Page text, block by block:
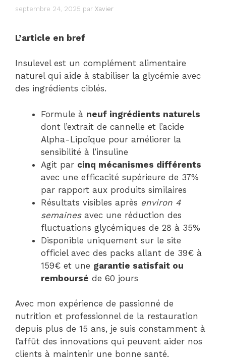
septembre 24, 2025 par Xavier
L’article en bref
Insulevel est un complément alimentaire
naturel qui aide à stabiliser la glycémie avec
des ingrédients ciblés.
Formule à neuf ingrédients naturels
dont l’extrait de cannelle et l’acide
Alpha-Lipoïque pour améliorer la
sensibilité à l’insuline
Agit par cinq mécanismes différents
avec une efficacité supérieure de 37%
par rapport aux produits similaires
Résultats visibles après environ 4
semainesavec une réduction des
fluctuations glycémiques de 28 à 35%
Disponible uniquement sur le site
officiel avec des packs allant de 39€ à
159€ et une garantie satisfait ou
remboursé de 60 jours
Avec mon expérience de passionné de
nutrition et professionnel de la restauration
depuis plus de 15 ans, je suis constamment à
l’affût des innovations qui peuvent aider nos
clients à maintenir une bonne santé.